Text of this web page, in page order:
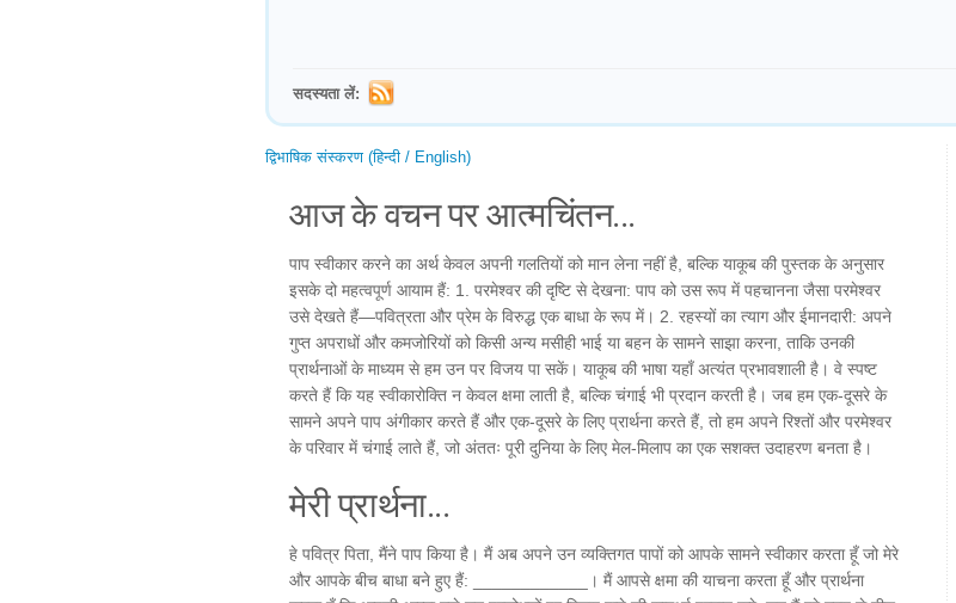
सदस्यता लें:
द्विभाषिक संस्करण (हिन्दी / English)
आज के वचन पर आत्मचिंतन...
पाप स्वीकार करने का अर्थ केवल अपनी गलतियों को मान लेना नहीं है, बल्कि याकूब की पुस्तक के अनुसार
इसके दो महत्वपूर्ण आयाम हैं: 1. परमेश्वर की दृष्टि से देखना: पाप को उस रूप में पहचानना जैसा परमेश्वर
उसे देखते हैं—पवित्रता और प्रेम के विरुद्ध एक बाधा के रूप में। 2. रहस्यों का त्याग और ईमानदारी: अपने
गुप्त अपराधों और कमजोरियों को किसी अन्य मसीही भाई या बहन के सामने साझा करना, ताकि उनकी
प्रार्थनाओं के माध्यम से हम उन पर विजय पा सकें। याकूब की भाषा यहाँ अत्यंत प्रभावशाली है। वे स्पष्ट
करते हैं कि यह स्वीकारोक्ति न केवल क्षमा लाती है, बल्कि चंगाई भी प्रदान करती है। जब हम एक-दूसरे के
सामने अपने पाप अंगीकार करते हैं और एक-दूसरे के लिए प्रार्थना करते हैं, तो हम अपने रिश्तों और परमेश्वर
के परिवार में चंगाई लाते हैं, जो अंततः पूरी दुनिया के लिए मेल-मिलाप का एक सशक्त उदाहरण बनता है।
मेरी प्रार्थना...
हे पवित्र पिता, मैंने पाप किया है। मैं अब अपने उन व्यक्तिगत पापों को आपके सामने स्वीकार करता हूँ जो मेरे
और आपके बीच बाधा बने हुए हैं: ____________। मैं आपसे क्षमा की याचना करता हूँ और प्रार्थना